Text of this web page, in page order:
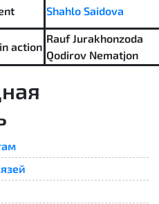
Shahlo Saidova
action
Rauf Jurakhonzoda
Qodirov Nematjon